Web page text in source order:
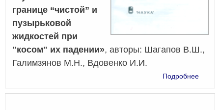
границе “чистой” и
пузырьковой
жидкостей при
"косом" их падении», авторы: Шагапов В.Ш.,
Галимзянов М.Н., Вдовенко И.И.
Подробнее